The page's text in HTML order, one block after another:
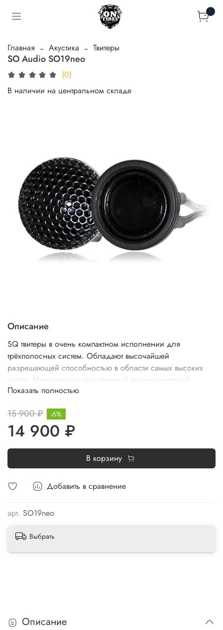
Главная Акустика Твитеры
SO Audio SO19neo
(0)
В наличии на центральном складе
Добавить в сравнение
арт. SO19neo
Описание
SQ твитеры в очень компактном исполнении для
трёхполосных систем. Обладают высочайшей
разрешающей способностью в области самых высоких
частот. Максимально развёрнутый высокочастотный
диапазон от твитера с наружным диаметром всего 34 мм.
Показать полностью
15 900 ₽
14 900 ₽
-6%
В корзину
Выбрать
Описание